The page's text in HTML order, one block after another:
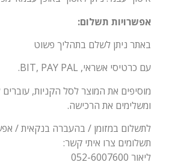
אפשרויות תשלום:
באתר ניתן לשלם בתהליך פשוט
עם כרטיסי אשראי, BIT, PAY PAL.
מוסיפים את המוצר לסל הקניות,
ומשלימים את הרכישה.
תשלומים צרו איתי קשר:
ליאור 052-6007600